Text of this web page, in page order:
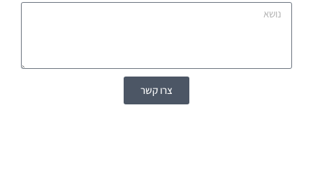
צרו קשר